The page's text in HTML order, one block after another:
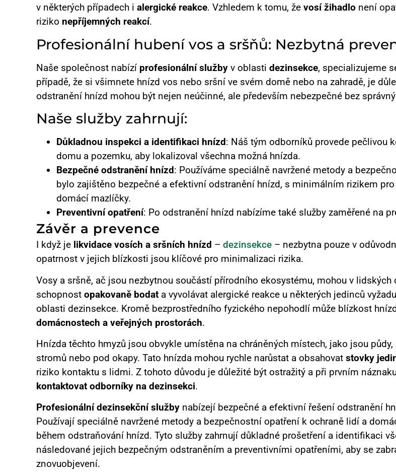
v některých případech i alergické reakce. Vzhledem k tomu, že vosí žihadlo není
riziko nepříjemných reakcí.
Profesionální hubení vos a sršňů: Nezbytná
Naše společnost nabízí profesionální služby v oblasti dezinsekce, specializujeme
případě, že si všimnete hnízd vos nebo sršní ve svém domě nebo na zahradě, je
odstranění hnízd mohou být nejen neúčinné, ale především nebezpečné bez
Naše služby zahrnují:
Důkladnou inspekci a identifikaci hnízd: Náš tým odborníků provede pečlivou
domu a pozemku, aby lokalizoval všechna možná hnízda.
Bezpečné odstranění hnízd: Používáme speciálně navržené metody a
bylo zajištěno bezpečné a efektivní odstranění hnízd, s minimálním rizikem
domácí mazlíčky.
Preventivní opatření: Po odstranění hnízd nabízíme také služby zaměřené na
Závěr a prevence
I když je likvidace vosích a sršních hnízd – dezinsekce – nezbytna pouze v
opatrnost v jejich blízkosti jsou klíčové pro minimalizaci rizika.
Vosy a sršně, ač jsou nezbytnou součástí přírodního ekosystému, mohou v lidských
schopnost opakovaně bodat a vyvolávat alergické reakce u některých jedinců
oblasti dezinsekce. Kromě bezprostředního fyzického nepohodlí může blízkost
domácnostech a veřejných prostorách.
Hnízda těchto hmyzů jsou obvykle umístěna na chráněných místech, jako jsou půdy,
stromů nebo pod okapy. Tato hnízda mohou rychle narůstat a obsahovat stovky
riziko kontaktu s lidmi. Z tohoto důvodu je důležité být ostražitý a při prvním
kontaktovat odborníky na dezinsekci.
Profesionální dezinsekční služby nabízejí bezpečné a efektivní řešení odstranění
Používají speciálně navržené metody a bezpečnostní opatření k ochraně lidí a
během odstraňování hnízd. Tyto služby zahrnují důkladné prošetření a identifikaci
následované jejich bezpečným odstraněním a preventivními opatřeními, aby se
znovuobjevení.